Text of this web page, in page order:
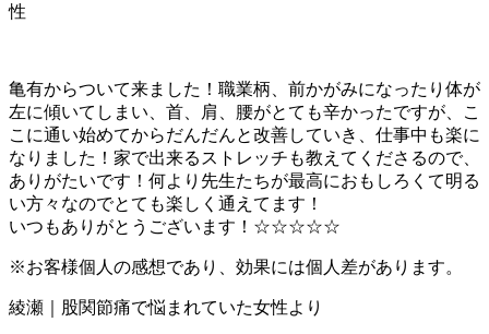
性
亀有からついて来ました！職業柄、前かがみになったり体が
左に傾いてしまい、首、肩、腰がとても辛かったですが、こ
こに通い始めてからだんだんと改善していき、仕事中も楽に
なりました！家で出来るストレッチも教えてくださるので、
ありがたいです！何より先生たちが最高におもしろくて明る
い方々なのでとても楽しく通えてます！
いつもありがとうございます！☆☆☆☆☆
※お客様個人の感想であり、効果には個人差があります。
綾瀬｜股関節痛で悩まれていた女性より